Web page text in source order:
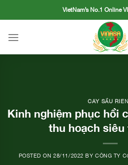
to
VietNam’s No.1 Online
CÂY SẦU
Kinh nghiệm phục hồi
thu hoạch
POSTED ON28/11/2022 BYCÔNG TY